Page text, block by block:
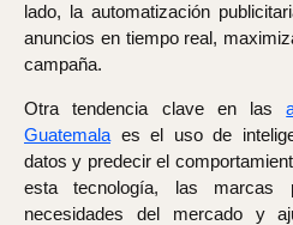
lado, la automatización
anuncios en tiempo real,
campaña.
Otra tendencia clave en las
Guatemala es el uso de
datos y predecir el
esta tecnología, las marcas
necesidades del mercado y